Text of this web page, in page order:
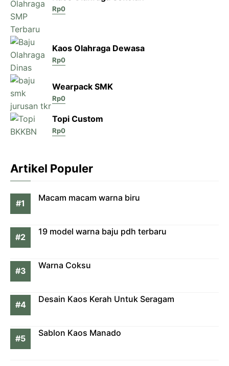
Rp0
Kaos Olahraga Dewasa
Rp0
Wearpack SMK
Rp0
Topi Custom
Rp0
Artikel Populer
Macam macam warna biru
19 model warna baju pdh terbaru
Warna Coksu
Desain Kaos Kerah Untuk Seragam
Sablon Kaos Manado